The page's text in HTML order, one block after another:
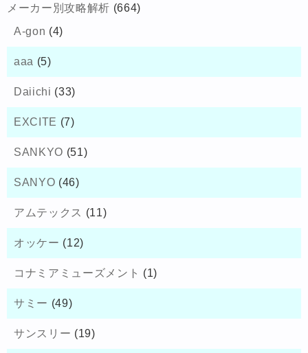
メーカー別攻略解析 (664)
A-gon (4)
aaa (5)
Daiichi (33)
EXCITE (7)
SANKYO (51)
SANYO (46)
アムテックス (11)
オッケー (12)
コナミアミューズメント (1)
サミー (49)
サンスリー (19)